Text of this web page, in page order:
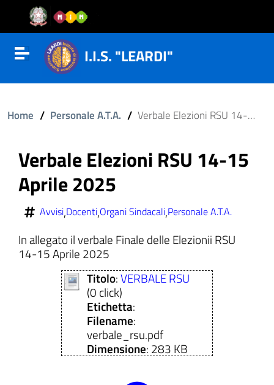
Vai al contenuto
Vail al menu di navigazione
Vai al footer
Attiva disattiva la navigazione
del sito
I.I.S. "LEARDI"
Home / Personale A.T.A. / Verbale Elezioni RSU 14-15 Aprile 2025
Verbale Elezioni RSU 14-15
Aprile 2025
Avvisi,Docenti,Organi Sindacali,Personale A.T.A.
In allegato il verbale Finale delle Elezionii RSU
14-15 Aprile 2025
Titolo:VERBALE RSU
(0 click)
Etichetta:
Filename:
verbale_rsu.pdf
Dimensione: 283 KB